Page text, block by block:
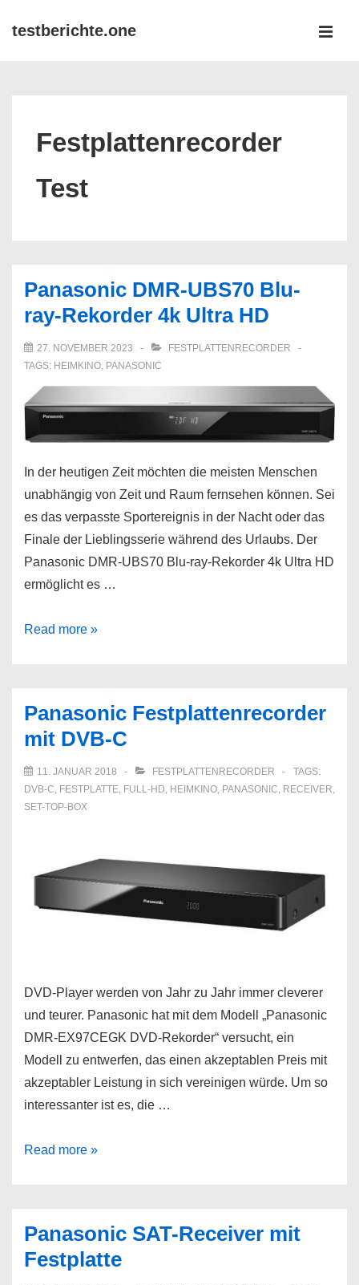
Zumtestberichte.one
Festplattenrecorder
Test
Panasonic DMR-UBS70 Blu-
ray-Rekorder 4k Ultra HD
27. NOVEMBER 2023
FESTPLATTENRECORDER
TAGS: HEIMKINO, PANASONIC
In der heutigen Zeit möchten die meisten Menschen
unabhängig von Zeit und Raum fernsehen können. Sei
es das verpasste Sportereignis in der Nacht oder das
Finale der Lieblingsserie während des Urlaubs. Der
Panasonic DMR-UBS70 Blu-ray-Rekorder 4k Ultra HD
ermöglicht es …
Panasonic
ray-
Rekorder
4k
Ultra
HD
Read more »
Panasonic Festplattenrecorder
mit DVB-C
11. JANUAR 2018 FESTPLATTENRECORDER
TAGS:
DVB-C FESTPLATTE FULL-HD HEIMKINO PANASONIC RECEIVER
SET-TOP-BOX
DVD-Player werden von Jahr zu Jahr immer cleverer
und teurer. Panasonic hat mit dem Modell „Panasonic
DMR-EX97CEGK DVD-Rekorder“ versucht, ein
Modell zu entwerfen, das einen akzeptablen Preis mit
akzeptabler Leistung in sich vereinigen würde. Um so
interessanter ist es, die …
Panasonic
C
Read more »
Panasonic SAT-Receiver mit
Festplatte